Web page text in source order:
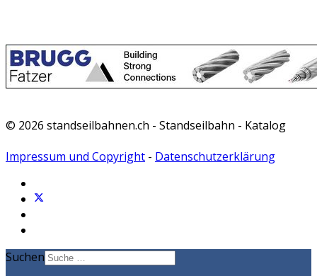
© 2026 standseilbahnen.ch - Standseilbahn - Katalog
Impressum und Copyright - Datenschutzerklärung
Suchen